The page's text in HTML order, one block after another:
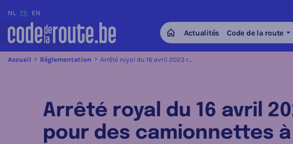
NL FR EN
HomeActualités Code de la route
Accueil Réglementation Arrêté royal du 16 avril 2023 relatif au permis de conduire pour des camionnettes à moteur à hydrogène ou électrique
Arrêté royal du 16 avril
pour des camionnettes